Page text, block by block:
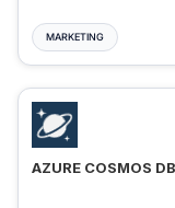
MARKETING
AZURE COSMOS